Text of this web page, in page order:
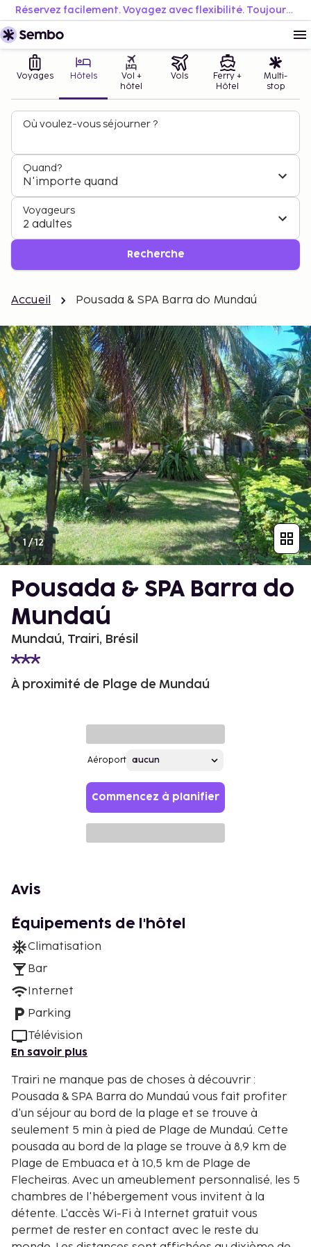
Réservez facilement. Voyagez avec flexibilité. Toujours au meilleur prix.
Voyages Hôtels
Vol +
hôtel
Vols
Ferry +
Hôtel
Multi-
stop
Où voulez-vous séjourner ?
Quand?
N'importe quand
Voyageurs
2 adultes
Recherche
Accueil Pousada & SPA Barra do Mundaú
1 /12
Pousada & SPA Barra do
Mundaú
Mundaú, Trairi, Brésil
À proximité de Plage de Mundaú
Aéroport
Commencez à planifier
Avis
Équipements de l'hôtel
Climatisation
Bar
Internet
Parking
Télévision
En savoir plus
Trairi ne manque pas de choses à découvrir :
Pousada & SPA Barra do Mundaú vous fait profiter
d'un séjour au bord de la plage et se trouve à
seulement 5 min à pied de Plage de Mundaú. Cette
pousada au bord de la plage se trouve à 8,9 km de
Plage de Embuaca et à 10,5 km de Plage de
Flecheiras. Avec un ameublement personnalisé, les 5
chambres de l'hébergement vous invitent à la
détente. L'accès Wi-Fi à Internet gratuit vous
permet de rester en contact avec le reste du